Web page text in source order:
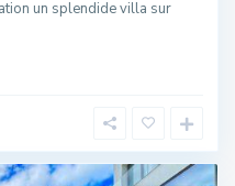
un splendide villa sur